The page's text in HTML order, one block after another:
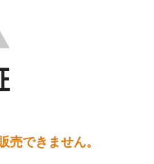
売できません。